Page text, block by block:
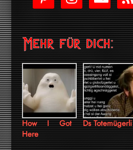
stripe
Mehr für dich:
How I Got
Here
Ds Totemügerli